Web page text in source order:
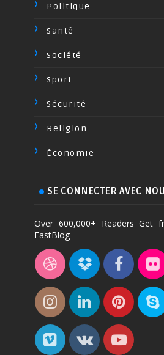
Politique
Santé
Société
Sport
Sécurité
Religion
Économie
SE CONNECTER AVEC
Over 600,000+ Readers Get
FastBlog